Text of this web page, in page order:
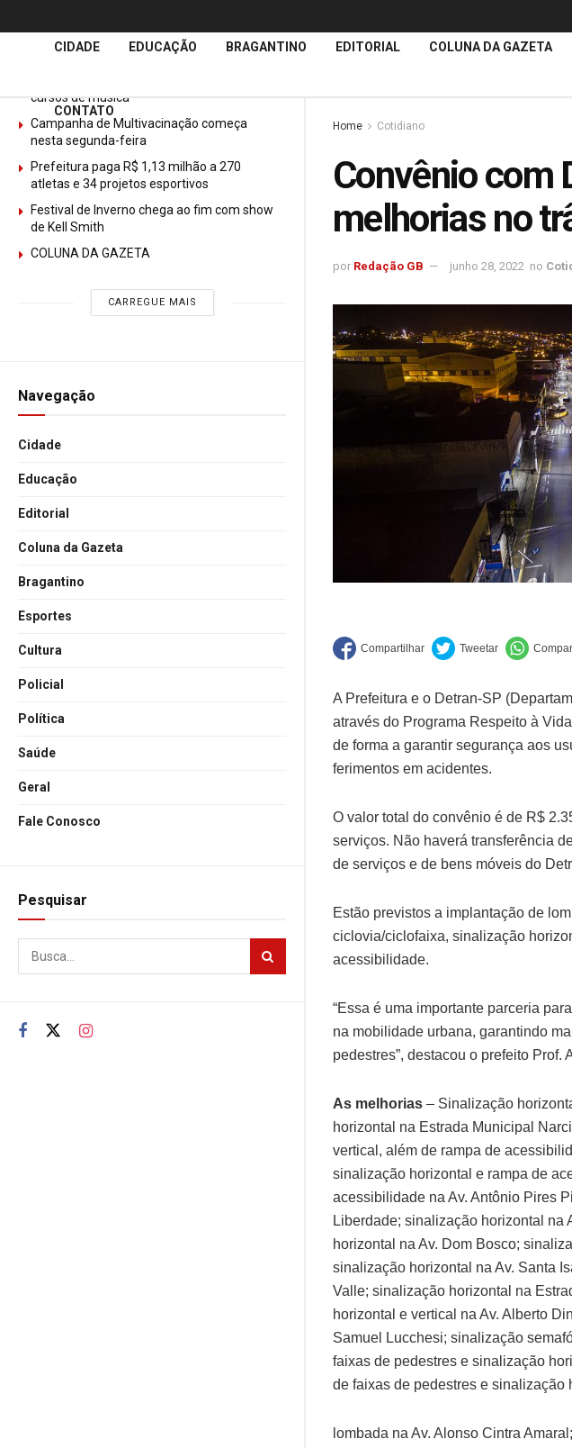
ÚltimasNotícias
cursos de música
Campanha de Multivacinação começa
nesta segunda-feira
Prefeitura paga R$ 1,13 milhão a 270
atletas e 34 projetos esportivos
Festival de Inverno chega ao fim com show
de Kell Smith
COLUNA DA GAZETA
CARREGUE MAIS
Navegação
Cidade
Educação
Editorial
Coluna da Gazeta
Bragantino
Esportes
Cultura
Policial
Política
Saúde
Geral
Fale Conosco
Pesquisar
CIDADE EDUCAÇÃO BRAGANTINO EDITORIAL COLUNA DA GAZETA
CONTATO
Home Cotidiano
Convênio com
melhorias no
por Redação GB junho 28, 2022 no
A Prefeitura e o Detran-SP
através do Programa Respeito à
de forma a garantir segurança aos
ferimentos em acidentes.
O valor total do convênio é de R$
serviços. Não haverá transferência
de serviços e de bens móveis do
Estão previstos a implantação de
ciclovia/ciclofaixa, sinalização
acessibilidade.
“Essa é uma importante parceria
na mobilidade urbana, garantindo
pedestres”, destacou o prefeito Prof.
As melhorias – Sinalização
horizontal na Estrada Municipal
vertical, além de rampa de
sinalização horizontal e rampa de
acessibilidade na Av. Antônio Pires
Liberdade; sinalização horizontal na
horizontal na Av. Dom Bosco;
sinalização horizontal na Av. Santa
Valle; sinalização horizontal na
horizontal e vertical na Av. Alberto
Samuel Lucchesi; sinalização
faixas de pedestres e sinalização
de faixas de pedestres e sinalização
lombada na Av. Alonso Cintra